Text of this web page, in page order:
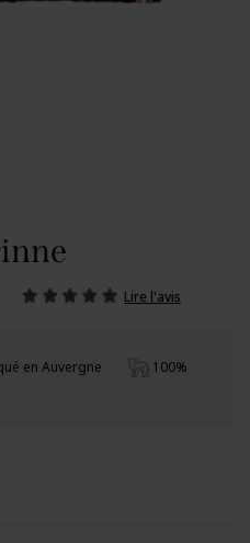
Lire l'avis
en Auvergne
100%